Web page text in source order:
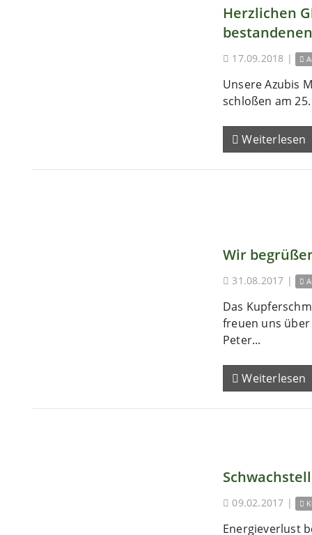
Herzlichen
17.09.2018 |
Unsere Azubis
schloßen am
Weiterlesen
Wir
31.08.2017 |
Das
freuen uns
Peter...
Weiterlesen
09.02.2017 |
Energieverlust